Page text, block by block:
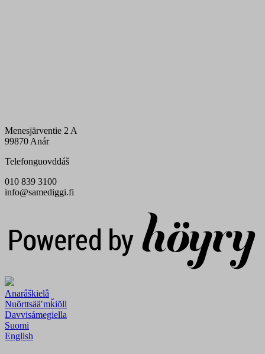
Menesjärventie 2 A
99870 Anár
Telefonguovddáš
010 839 3100
info@samediggi.fi
Anarâškielâ
Nuõrttsääʹmǩiõll
Davvisámegiella
Suomi
English